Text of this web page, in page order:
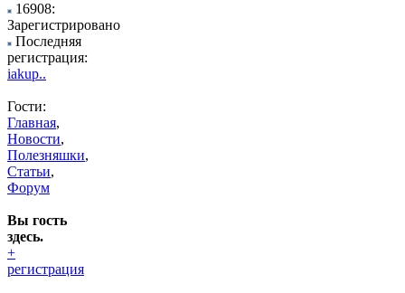
16908:
Зарегистрировано
Последняя
регистрация:
iakup..
Гости:
Главная,
Новости,
Полезняшки,
Статьи,
Форум
Вы гость
здесь.
+
регистрация